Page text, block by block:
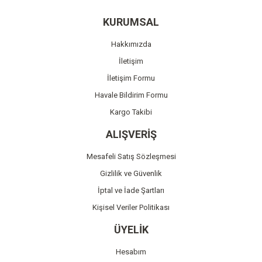
Ürün bilgilerinde hatalar bulunuyor.
Ürün fiyatı diğer sitelerden daha pahalı.
Bu ürüne benzer farklı alternatifler olmalı.
Gönder
KURUMSAL
Hakkımızda
İletişim
İletişim Formu
Havale Bildirim Formu
Kargo Takibi
ALIŞVERİŞ
Mesafeli Satış Sözleşmesi
Gizlilik ve Güvenlik
İptal ve İade Şartları
Kişisel Veriler Politikası
ÜYELİK
Hesabım